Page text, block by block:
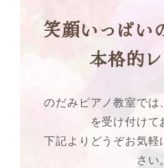
笑顔いっぱい
本格的
のだみピアノ教室では
を受け付けて
下記よりどうぞお気
さい。